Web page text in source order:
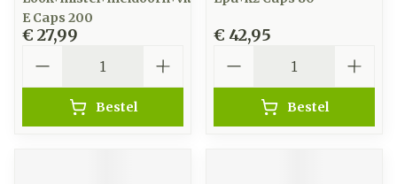
E Caps 200
€ 27,99
Bestel
€ 42,95
Bestel